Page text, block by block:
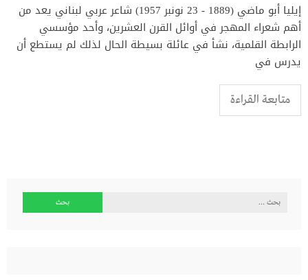
إيليا أبو ماضي (1889 - 23 نونبر 1957) شاعر عربي لبناني يعد من
أهم شعراء المهجر في أوائل القرن العشرين، وأحد مؤسسي
الرابطة القلمية، نشأ في عائلة بسيطة الحال لذلك لم يستطع أن
يدرس في
متابعة القراءة
البحث